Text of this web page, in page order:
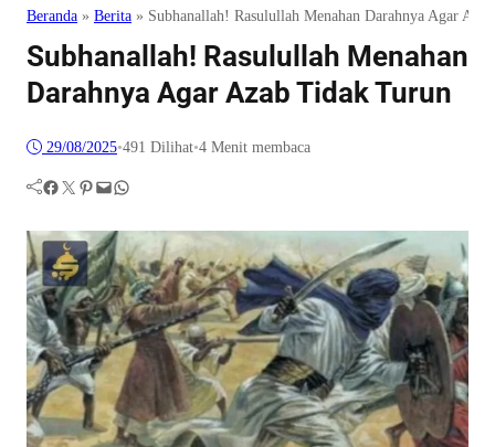
Beranda » Berita » Subhanallah! Rasulullah Menahan Darahnya Agar
Subhanallah! Rasulullah Menahan
Darahnya Agar Azab Tidak Turun
29/08/2025•491 Dilihat•4 Menit membaca
Facebook Twitter Pinterest Mail WhatsApp